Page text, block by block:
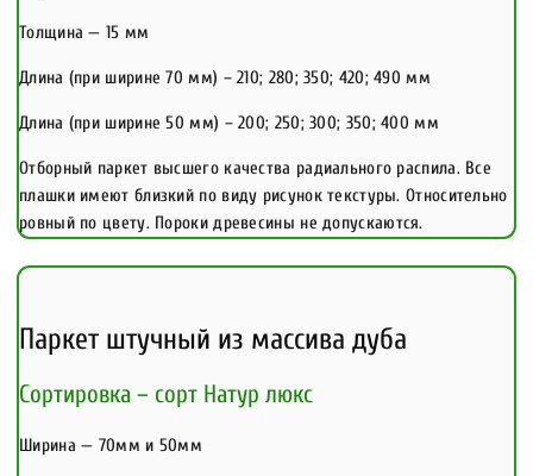
Толщина — 15 мм
Длина (при ширине 70 мм) – 210; 280; 350; 420; 490 мм
Длина (при ширине 50 мм) – 200; 250; 300; 350; 400 мм
Отборный паркет высшего качества радиального распила. Все
плашки имеют близкий по виду рисунок текстуры. Относительно
ровный по цвету. Пороки древесины не допускаются.
Паркет штучный из массива дуба
Сортировка – сорт Натур люкс
Ширина — 70мм и 50мм